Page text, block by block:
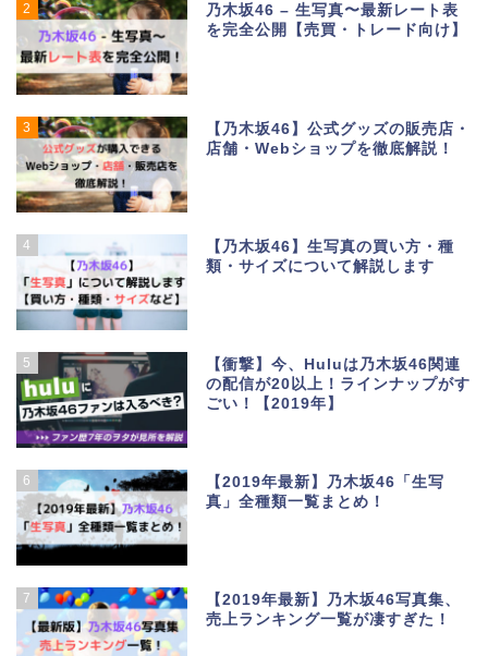
2
乃木坂46 – 生写真〜最新レート表
を完全公開【売買・トレード向け】
3
【乃木坂46】公式グッズの販売店・
店舗・Webショップを徹底解説！
4
【乃木坂46】生写真の買い方・種
類・サイズについて解説します
5
【衝撃】今、Huluは乃木坂46関連
の配信が20以上！ラインナップがす
ごい！【2019年】
6
【2019年最新】乃木坂46「生写
真」全種類一覧まとめ！
7
【2019年最新】乃木坂46写真集、
売上ランキング一覧が凄すぎた！